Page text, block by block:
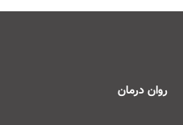
روان درمان